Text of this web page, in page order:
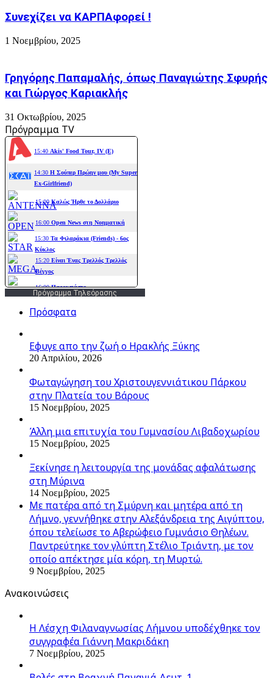
Συνεχίζει να ΚΑΡΠΑφορεί !
1 Νοεμβρίου, 2025
Γρηγόρης Παπαμαλής, όπως Παναγιώτης Σφυρής
και Γιώργος Καριακλής
31 Οκτωβρίου, 2025
Πρόγραμμα TV
Πρόγραμμα Τηλεόρασης
Πρόσφατα
Εφυγε απο την ζωή o Ηρακλής Ξύκης
20 Απριλίου, 2026
Φωταγώγηση του Χριστουγεννιάτικου Πάρκου
στην Πλατεία του Βάρους
15 Νοεμβρίου, 2025
Άλλη μια επιτυχία του Γυμνασίου Λιβαδοχωρίου
15 Νοεμβρίου, 2025
Ξεκίνησε η λειτουργία της μονάδας αφαλάτωσης
στη Μύρινα
14 Νοεμβρίου, 2025
Με πατέρα από τη Σμύρνη και μητέρα από τη
Λήμνο, γεννήθηκε στην Αλεξάνδρεια της Αιγύπτου,
όπου τελείωσε το Αβερώφειο Γυμνάσιο Θηλέων.
Παντρεύτηκε τον γλύπτη Στέλιο Τριάντη, με τον
οποίο απέκτησε μία κόρη, τη Μυρτώ.
9 Νοεμβρίου, 2025
Ανακοινώσεις
Η Λέσχη Φιλαναγνωσίας Λήμνου υποδέχθηκε τον
συγγραφέα Γιάννη Μακριδάκη
7 Νοεμβρίου, 2025